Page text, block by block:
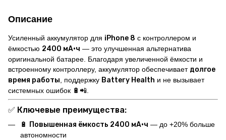
Описание
Усиленный аккумулятор для iPhone 8 с контроллером и
ёмкостью 2400 мА·ч — это улучшенная альтернатива
оригинальной батарее. Благодаря увеличенной ёмкости и
встроенному контроллеру, аккумулятор обеспечивает долгое
время работы , поддержку Battery Health и не вызывает
системных ошибок 🔋📲.
✅ Ключевые преимущества:
🔋 Повышенная ёмкость 2400 мА·ч — до +20% больше
автономности